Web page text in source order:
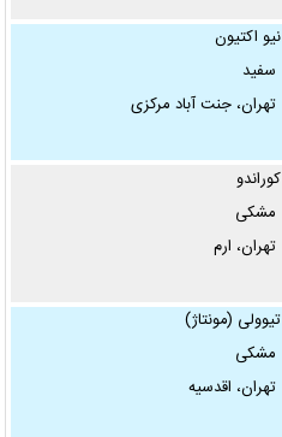
نیو اکتیون
سفید
تهران، جنت آباد مرکزی
کوراندو
مشکی
تهران، ارم
تیوولی (مونتاژ)
مشکی
تهران، اقدسیه